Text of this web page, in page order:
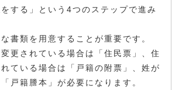
する」という4つのステップで進み
書類を用意することが重要です。
更されている場合は「住民票」、住
ている場合は「戸籍の附票」、姓が
戸籍謄本」が必要になります。